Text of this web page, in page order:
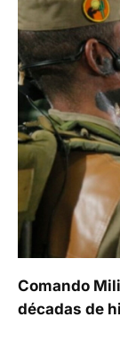
Comando
décadas de